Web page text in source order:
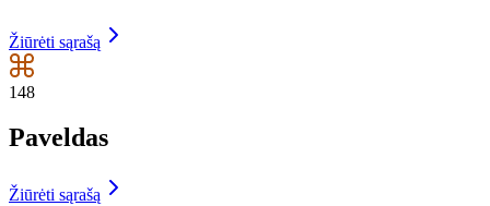
Žiūrėti sąrašą
148
Paveldas
Žiūrėti sąrašą